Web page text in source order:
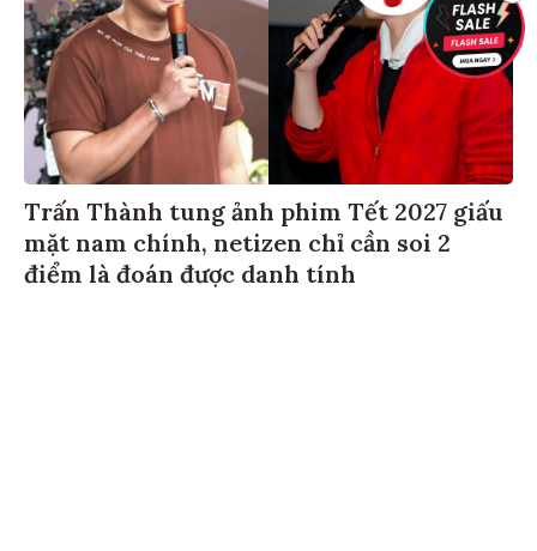
Trấn Thành tung ảnh phim Tết 2027 giấu
mặt nam chính, netizen chỉ cần soi 2
điểm là đoán được danh tính